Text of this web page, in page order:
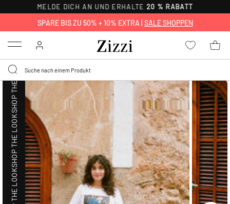
MELDE DICH AN UND ERHALTE20 % RABATT
SPARE BIS ZU 50% + 10% EXTRA | SALE SHOPPEN
Menu
SHOP THE LOOK
SHOP THE LOOK
SHOP THE LOOK